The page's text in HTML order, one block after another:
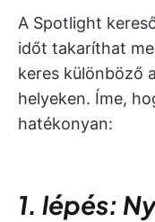
A Spotlight
időt takaríthat
keres különböző
helyeken. Íme,
hatékonyan:
1. lépés: